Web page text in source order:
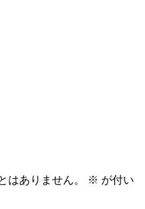
はありません。 ※ が付い